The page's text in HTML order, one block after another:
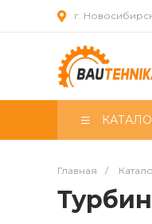
г.
Главная /